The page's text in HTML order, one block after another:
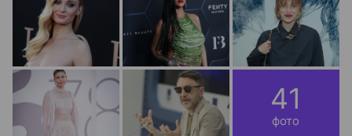
41
фото